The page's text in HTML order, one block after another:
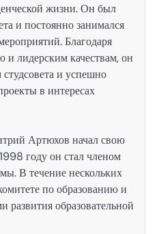
жизни. Он был
и постоянно занимался
Благодаря
и лидерским качествам, он
и успешно
в интересах
Артюхов начал свою
году он стал членом
В течение нескольких
по образованию и
развития образовательной